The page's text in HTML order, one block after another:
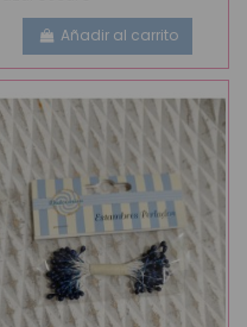
Añadir al carrito